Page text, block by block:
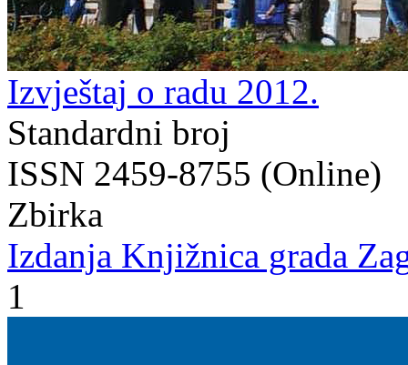
Izvještaj o radu 2012.
Standardni broj
ISSN 2459-8755 (Online)
Zbirka
Izdanja Knjižnica grada
1